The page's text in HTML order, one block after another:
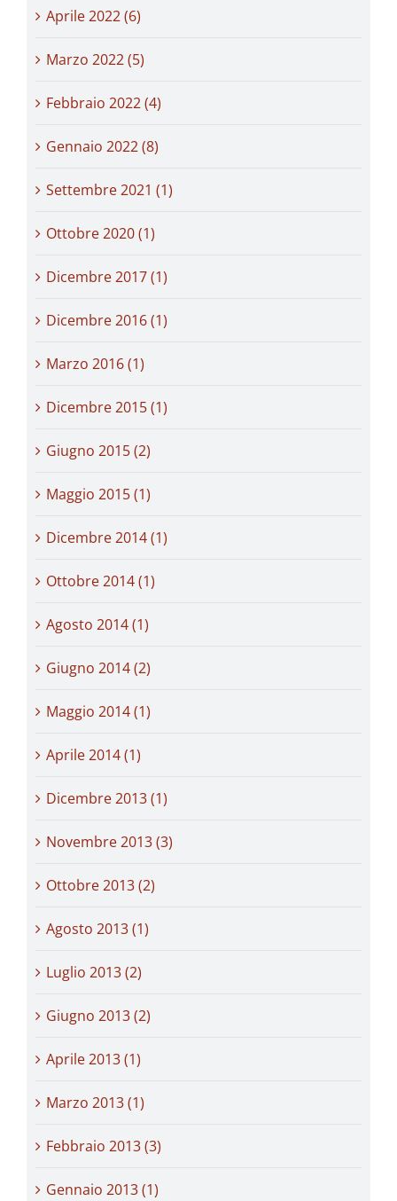
Aprile 2022 (6)
Marzo 2022 (5)
Febbraio 2022 (4)
Gennaio 2022 (8)
Settembre 2021 (1)
Ottobre 2020 (1)
Dicembre 2017 (1)
Dicembre 2016 (1)
Marzo 2016 (1)
Dicembre 2015 (1)
Giugno 2015 (2)
Maggio 2015 (1)
Dicembre 2014 (1)
Ottobre 2014 (1)
Agosto 2014 (1)
Giugno 2014 (2)
Maggio 2014 (1)
Aprile 2014 (1)
Dicembre 2013 (1)
Novembre 2013 (3)
Ottobre 2013 (2)
Agosto 2013 (1)
Luglio 2013 (2)
Giugno 2013 (2)
Aprile 2013 (1)
Marzo 2013 (1)
Febbraio 2013 (3)
Gennaio 2013 (1)